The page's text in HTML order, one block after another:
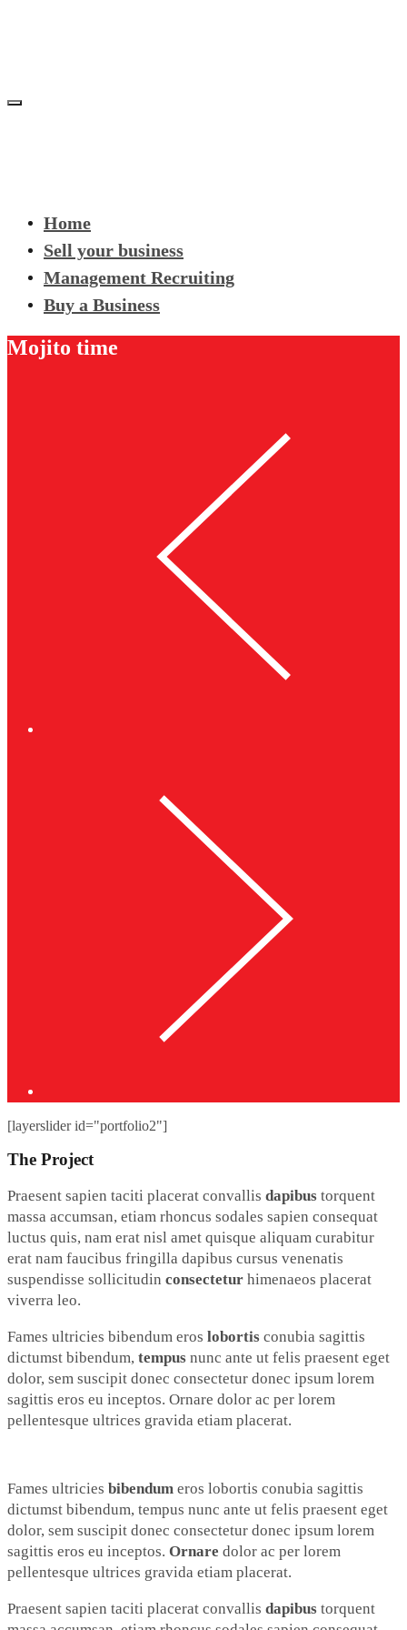
Home
Sell your business
Management Recruiting
Buy a Business
Mojito time
[layerslider id="portfolio2"]
The Project
Praesent sapien taciti placerat convallis dapibus torquent
massa accumsan, etiam rhoncus sodales sapien consequat
luctus quis, nam erat nisl amet quisque aliquam curabitur
erat nam faucibus fringilla dapibus cursus venenatis
suspendisse sollicitudin consectetur himenaeos placerat
viverra leo.
Fames ultricies bibendum eros lobortis conubia sagittis
dictumst bibendum, tempus nunc ante ut felis praesent eget
dolor, sem suscipit donec consectetur donec ipsum lorem
sagittis eros eu inceptos. Ornare dolor ac per lorem
pellentesque ultrices gravida etiam placerat.
Fames ultricies bibendum eros lobortis conubia sagittis
dictumst bibendum, tempus nunc ante ut felis praesent eget
dolor, sem suscipit donec consectetur donec ipsum lorem
sagittis eros eu inceptos. Ornare dolor ac per lorem
pellentesque ultrices gravida etiam placerat.
Praesent sapien taciti placerat convallis dapibus torquent